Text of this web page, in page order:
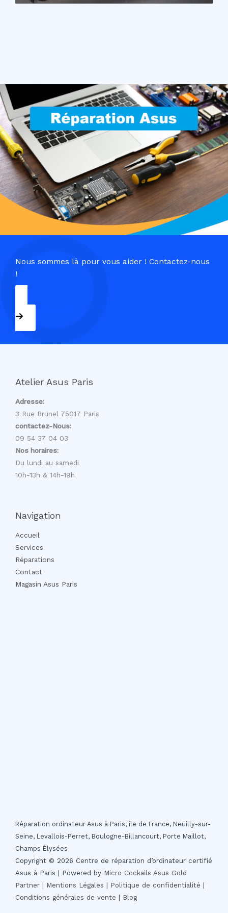
Nous sommes là pour vous aider ! Contactez-nous
!
09 54 37 04 03
Atelier Asus Paris
Adresse:
3 Rue Brunel 75017 Paris
contactez-Nous:
09 54 37 04 03
Nos horaires:
Du lundi au samedi
10h-13h & 14h-19h
Navigation
Accueil
Services
Réparations
Contact
Magasin Asus Paris
Réparation ordinateur Asus à Paris, île de France, Neuilly-sur-
Seine, Levallois-Perret, Boulogne-Billancourt, Porte Maillot,
Champs Élysées
Copyright © 2026 Centre de réparation d’ordinateur certifié
Asus à Paris | Powered by Micro Cockails Asus Gold
Partner | Mentions Légales | Politique de confidentialité |
Conditions générales de vente | Blog